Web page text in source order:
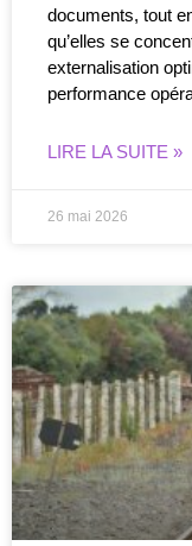
documents, tout
qu’elles se
externalisation
performance
LIRE LA SUITE »
26 mai 2026